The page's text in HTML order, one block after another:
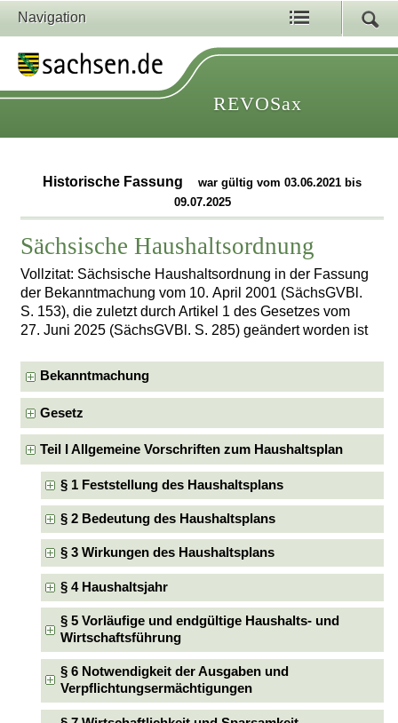
Navigation
REVOSax
Historische Fassung
war gültig vom 03.06.2021 bis
09.07.2025
Sächsische Haushaltsordnung
Vollzitat: Sächsische Haushaltsordnung in der Fassung
der Bekanntmachung vom 10. April 2001 (SächsGVBl.
S. 153), die zuletzt durch Artikel 1 des Gesetzes vom
27. Juni 2025 (SächsGVBl. S. 285) geändert worden ist
Bekanntmachung
Gesetz
Teil I Allgemeine Vorschriften zum Haushaltsplan
§ 1 Feststellung des Haushaltsplans
§ 2 Bedeutung des Haushaltsplans
§ 3 Wirkungen des Haushaltsplans
§ 4 Haushaltsjahr
§ 5 Vorläufige und endgültige Haushalts- und
Wirtschaftsführung
§ 6 Notwendigkeit der Ausgaben und
Verpflichtungsermächtigungen